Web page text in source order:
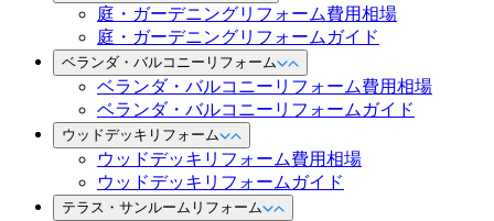
庭・ガーデニングリフォーム費用相場
庭・ガーデニングリフォームガイド
ベランダ・バルコニーリフォーム
ベランダ・バルコニーリフォーム費用相場
ベランダ・バルコニーリフォームガイド
ウッドデッキリフォーム
ウッドデッキリフォーム費用相場
ウッドデッキリフォームガイド
テラス・サンルームリフォーム